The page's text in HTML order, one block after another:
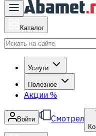
Каталог
Услуги
Полезное
Акции %
Войти Смотрел